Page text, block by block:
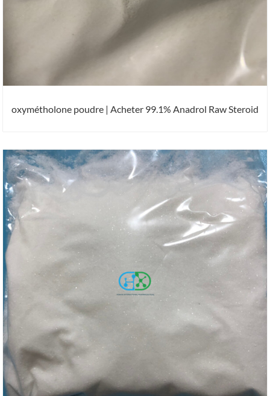
oxymétholone poudre | Acheter 99.1% Anadrol Raw Steroid